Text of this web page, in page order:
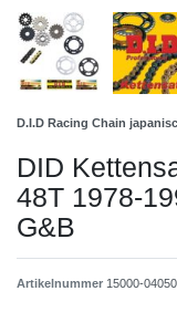
D.I.D Racing Chain
DID
48T 1978-
G&B
Artikelnummer 15000-